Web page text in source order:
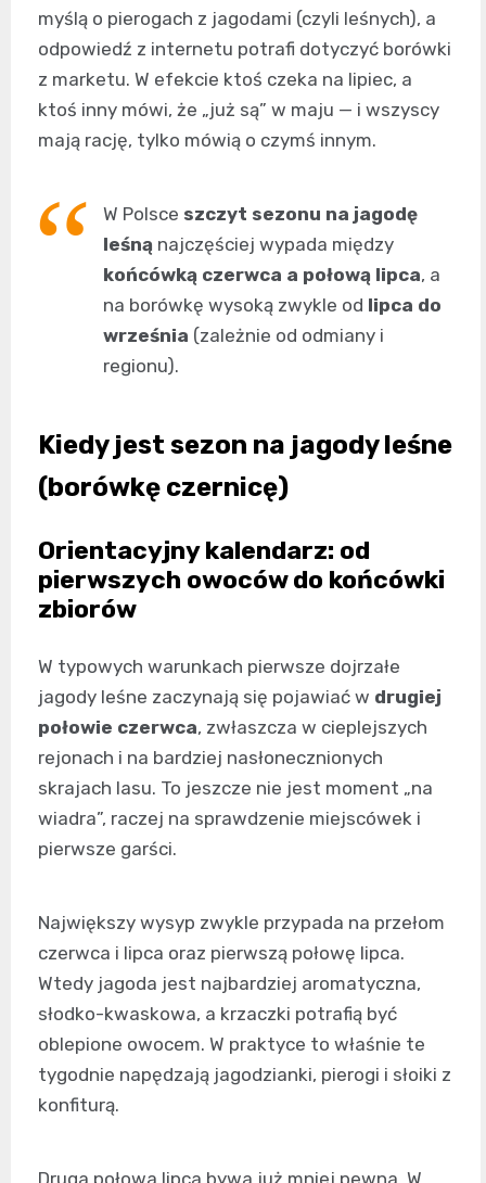
myślą o pierogach z jagodami (czyli leśnych), a
odpowiedź z internetu potrafi dotyczyć borówki
z marketu. W efekcie ktoś czeka na lipiec, a
ktoś inny mówi, że „już są” w maju — i wszyscy
mają rację, tylko mówią o czymś innym.
W Polsce szczyt sezonu na jagodę
leśną najczęściej wypada między
końcówką czerwca a połową lipca, a
na borówkę wysoką zwykle od lipca do
września (zależnie od odmiany i
regionu).
Kiedy jest sezon na jagody leśne
(borówkę czernicę)
Orientacyjny kalendarz: od
pierwszych owoców do końcówki
zbiorów
W typowych warunkach pierwsze dojrzałe
jagody leśne zaczynają się pojawiać w drugiej
połowie czerwca, zwłaszcza w cieplejszych
rejonach i na bardziej nasłonecznionych
skrajach lasu. To jeszcze nie jest moment „na
wiadra”, raczej na sprawdzenie miejscówek i
pierwsze garści.
Największy wysyp zwykle przypada na przełom
czerwca i lipca oraz pierwszą połowę lipca.
Wtedy jagoda jest najbardziej aromatyczna,
słodko-kwaskowa, a krzaczki potrafią być
oblepione owocem. W praktyce to właśnie te
tygodnie napędzają jagodzianki, pierogi i słoiki z
konfiturą.
Druga połowa lipca bywa już mniej pewna. W